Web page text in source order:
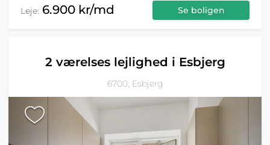
Leje: 6.900 kr/md Se boligen
2 værelses lejlighed i Esbjerg
6700, Esbjerg